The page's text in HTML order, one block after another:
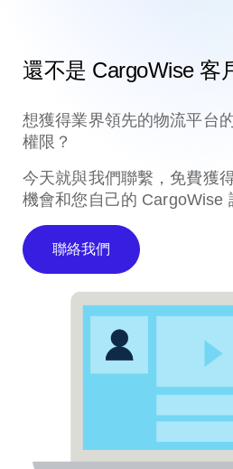
還不是 CargoWise 客
想獲得業界領先的物流平台
權限？
今天就與我們聯繫，免費獲
機會和您自己的 CargoWise
聯絡我們